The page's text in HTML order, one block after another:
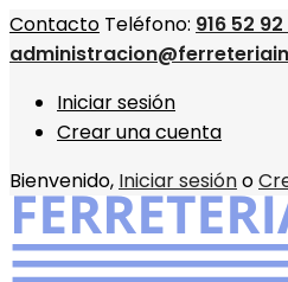
Contacto Teléfono: 916 52
Iniciar sesión
Crear una cuenta
Bienvenido, Iniciar sesióno